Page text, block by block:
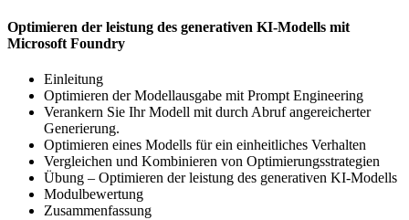
Optimieren der leistung des generativen KI-Modells mit
Microsoft Foundry
Einleitung
Optimieren der Modellausgabe mit Prompt Engineering
Verankern Sie Ihr Modell mit durch Abruf angereicherter
Generierung.
Optimieren eines Modells für ein einheitliches Verhalten
Vergleichen und Kombinieren von Optimierungsstrategien
Übung – Optimieren der leistung des generativen KI-Modells
Modulbewertung
Zusammenfassung